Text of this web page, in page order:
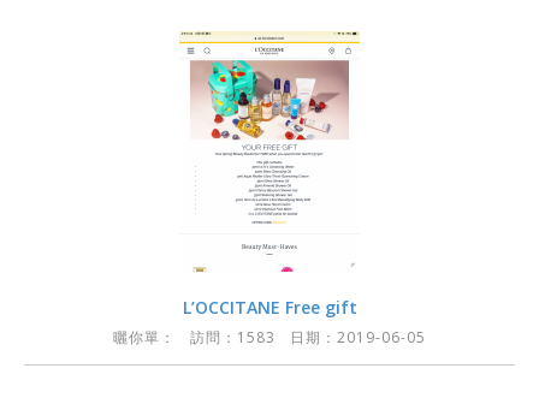
L’OCCITANE Free gift
曬你單： 訪問：1583 日期：2019-06-05